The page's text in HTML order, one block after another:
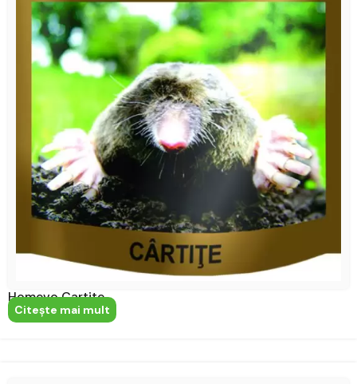
Homevo Cartite
Citeşte mai mult